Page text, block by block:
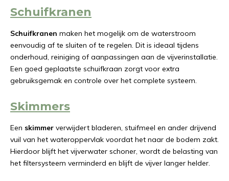
Schuifkranen
Schuifkranen maken het mogelijk om de waterstroom
eenvoudig af te sluiten of te regelen. Dit is ideaal tijdens
onderhoud, reiniging of aanpassingen aan de vijverinstallatie.
Een goed geplaatste schuifkraan zorgt voor extra
gebruiksgemak en controle over het complete systeem.
Skimmers
Een skimmer verwijdert bladeren, stuifmeel en ander drijvend
vuil van het wateroppervlak voordat het naar de bodem zakt.
Hierdoor blijft het vijverwater schoner, wordt de belasting van
het filtersysteem verminderd en blijft de vijver langer helder.